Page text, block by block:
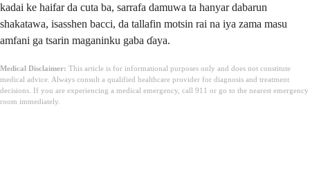
kadai ke haifar da cuta ba, sarrafa damuwa ta hanyar dabarun
shakatawa, isasshen bacci, da tallafin motsin rai na iya zama masu
amfani ga tsarin maganinku gaba ɗaya.
Medical Disclaimer: This article is for informational purposes only and does not constitute
medical advice. Always consult a qualified healthcare provider for diagnosis and treatment
decisions. If you are experiencing a medical emergency, call 911 or go to the nearest emergency
room immediately.